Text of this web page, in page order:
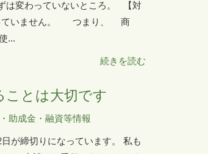
は変わっていないところ。 【対
ていません。 つまり、 商
...
続きを読む
ことは大切です
助成金・融資等情報
が締切りになっています。 私も